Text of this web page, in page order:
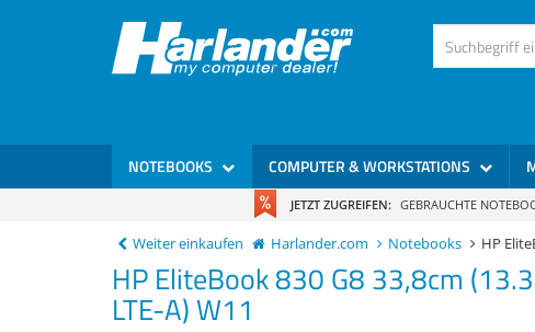
NOTEBOOKS COMPUTER & WORKSTATIONS
JETZT ZUGREIFEN: GEBRAUCHTE
Weiter einkaufen Harlander.com Notebooks HP
HP EliteBook 830 G8 33,8cm
LTE-A) W11